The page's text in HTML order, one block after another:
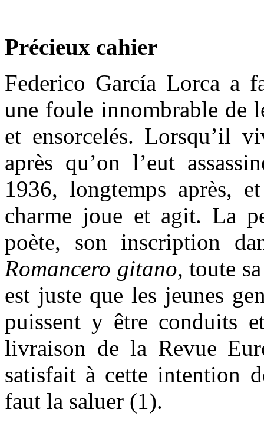
Précieux cahier
Federico García Lorca a
une foule innombrable de
et ensorcelés. Lorsqu’il
après qu’on l’eut
1936, longtemps après,
charme joue et agit. La
poète, son inscription
Romancero gitano, toute
est juste que les jeunes
puissent y être conduits
livraison de la Revue
satisfait à cette intention
faut la saluer (1).